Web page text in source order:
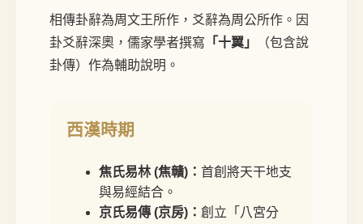
相傳卦辭為周文王所作，爻辭為周公所作。因
卦爻辭深奧，儒家學者撰寫 「十翼」
（包含說
卦傳）作為輔助說明。
西漢時期
焦氏易林 (焦贛)： 首創將天干地支
與易經結合。
京氏易傳 (京房)： 創立「八宮分